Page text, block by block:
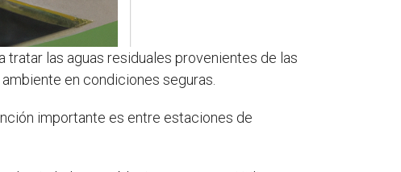
tratar las aguas residuales provenientes de las
en condiciones seguras.
importante es entre estaciones de